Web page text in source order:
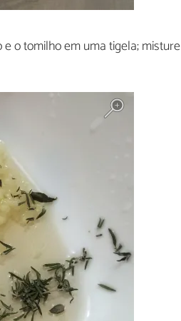
o tomilho em uma tigela; misture